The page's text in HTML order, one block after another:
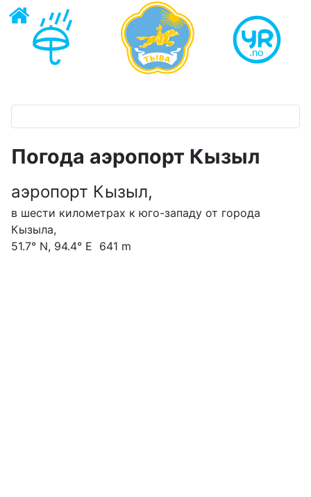
Погода аэропорт Кызыл
аэропорт Кызыл,
в шести километрах к юго-западу от города
Кызыла,
51.7° N, 94.4° E 641 m